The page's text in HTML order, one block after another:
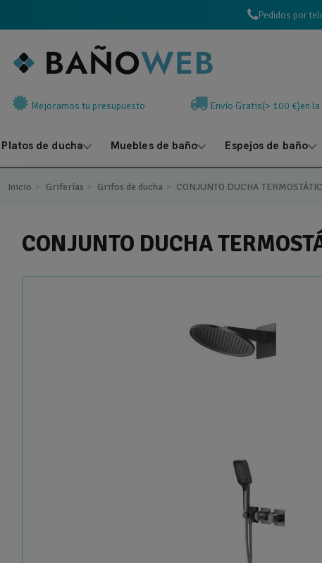
Pedidos por
Mejoramos tu presupuesto Envío Gratis(> 100 €)en la
Platos de ducha Muebles de baño Espejos de baño
Inicio Griferías Grifos de ducha CONJUNTO DUCHA
CONJUNTO DUCHA